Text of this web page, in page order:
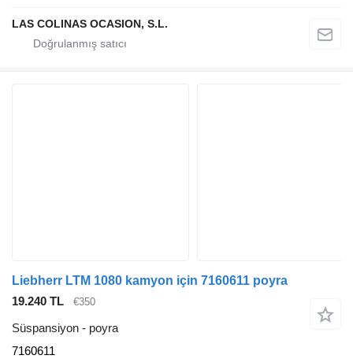
LAS COLINAS OCASION, S.L.
Liebherr LTM 1080 kamyon için 7160611 poyra
19.240 TL
€350
Süspansiyon - poyra
7160611